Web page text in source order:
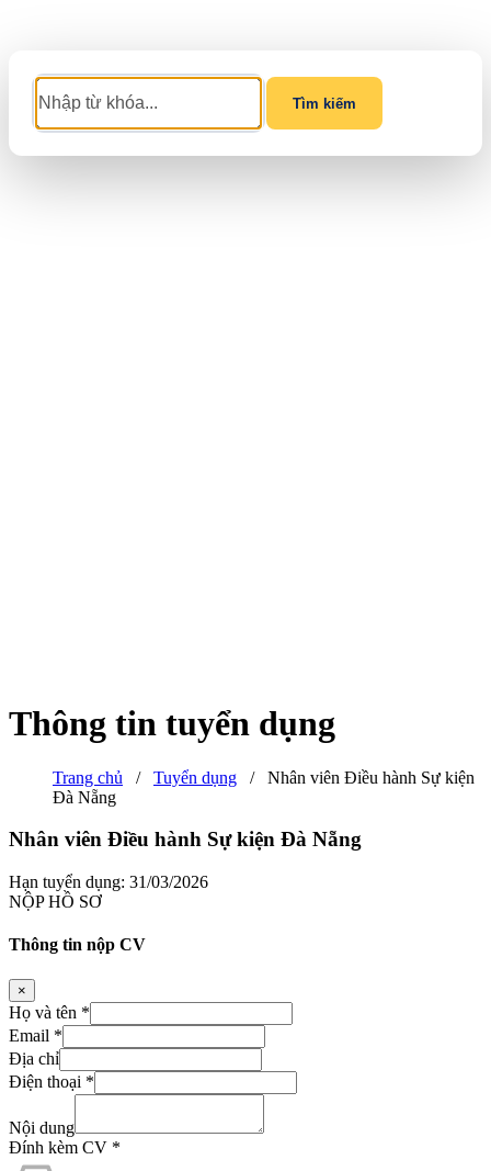
Tìm kiếm
Thông tin tuyển dụng
Trang chủ / Tuyển dụng / Nhân viên Điều hành Sự kiện
Đà Nẵng
Nhân viên Điều hành Sự kiện Đà Nẵng
Hạn tuyển dụng: 31/03/2026
NỘP HỒ SƠ
Thông tin nộp CV
×
Họ và tên *
Email *
Địa chỉ
Điện thoại *
Nội dung
Đính kèm CV *